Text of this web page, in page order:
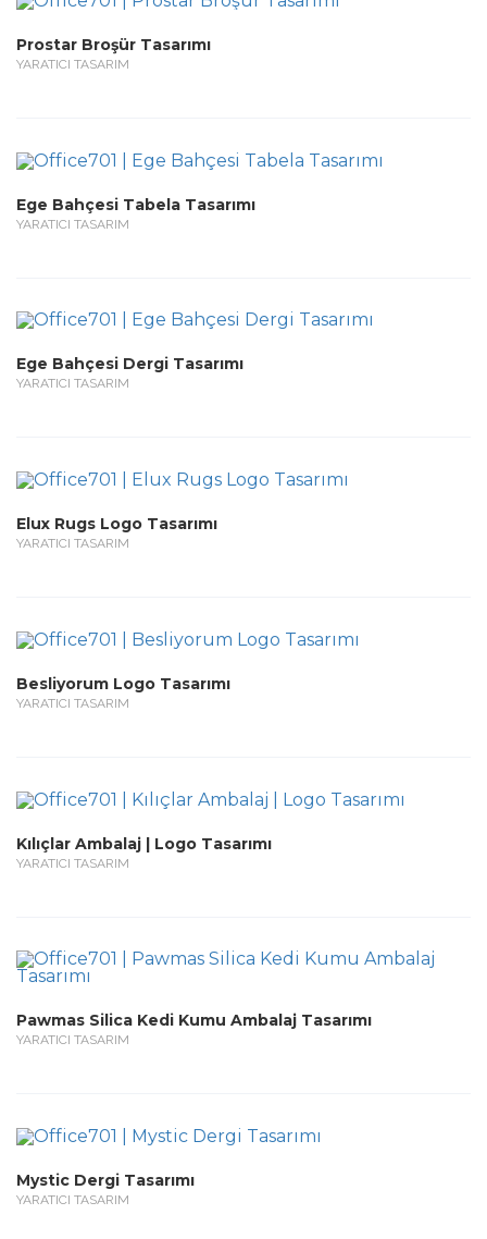
Prostar Broşür Tasarımı
YARATICI TASARIM
Ege Bahçesi Tabela Tasarımı
YARATICI TASARIM
Ege Bahçesi Dergi Tasarımı
YARATICI TASARIM
Elux Rugs Logo Tasarımı
YARATICI TASARIM
Besliyorum Logo Tasarımı
YARATICI TASARIM
Kılıçlar Ambalaj | Logo Tasarımı
YARATICI TASARIM
Pawmas Silica Kedi Kumu Ambalaj Tasarımı
YARATICI TASARIM
Mystic Dergi Tasarımı
YARATICI TASARIM